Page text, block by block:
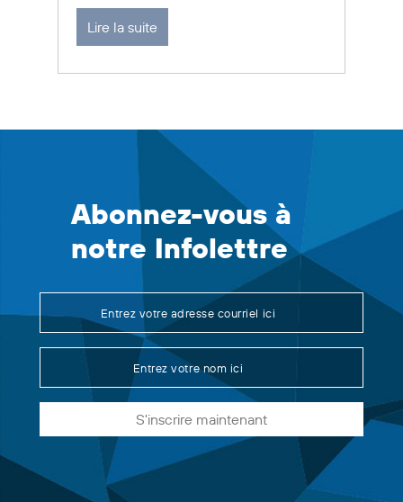
Lire la suite
Abonnez-vous à
notre Infolettre
S'inscrire maintenant